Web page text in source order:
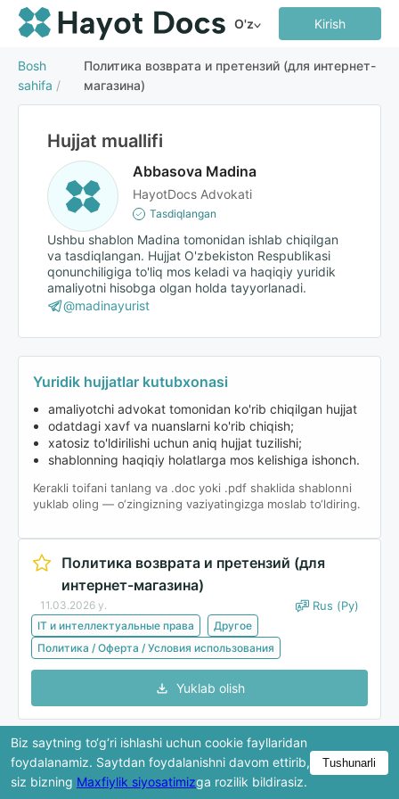
O'z Kirish
Bosh
sahifa /
Политика возврата и претензий (для интернет-
магазина)
Hujjat muallifi
Abbasova Madina
HayotDocs Advokati
Tasdiqlangan
Ushbu shablon Madina tomonidan ishlab chiqilgan
va tasdiqlangan. Hujjat O'zbekiston Respublikasi
qonunchiligiga to'liq mos keladi va haqiqiy yuridik
amaliyotni hisobga olgan holda tayyorlanadi.
@madinayurist
Yuridik hujjatlar kutubxonasi
amaliyotchi advokat tomonidan ko'rib chiqilgan hujjat
odatdagi xavf va nuanslarni ko'rib chiqish;
xatosiz to'ldirilishi uchun aniq hujjat tuzilishi;
shablonning haqiqiy holatlarga mos kelishiga ishonch.
Kerakli toifani tanlang va .doc yoki .pdf shaklida shablonni
yuklab oling — o‘zingizning vaziyatingizga moslab to‘ldiring.
Политика возврата и претензий (для
интернет-магазина)
11.03.2026 y. Rus (Ру)
IT и интеллектуальные права
Другое
Политика / Оферта / Условия использования
Yuklab olish
Ko'rib chiqishda hujjatning faqat bir qismi ko'rsatiladi.
To'liq versiya yuklab olingandan keyin mavjud bo'ladi.
Biz saytning to‘g‘ri ishlashi uchun cookie fayllaridan
foydalanamiz. Saytdan foydalanishni davom ettirib,
siz bizning Maxfiylik siyosatimizga rozilik bildirasiz.
Tushunarli